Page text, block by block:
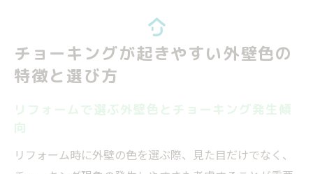
チョーキングが起きやすい外壁色の
特徴と選び方
リフォームで選ぶ外壁色とチョーキング発生傾
向
リフォーム時に外壁の色を選ぶ際、見た目だけでなく、